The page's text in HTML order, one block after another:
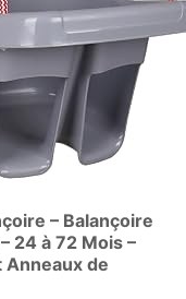
– Balançoire
24 à 72 Mois –
Anneaux de